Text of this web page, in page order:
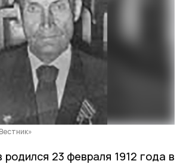
родился 23 февраля 1912 года в